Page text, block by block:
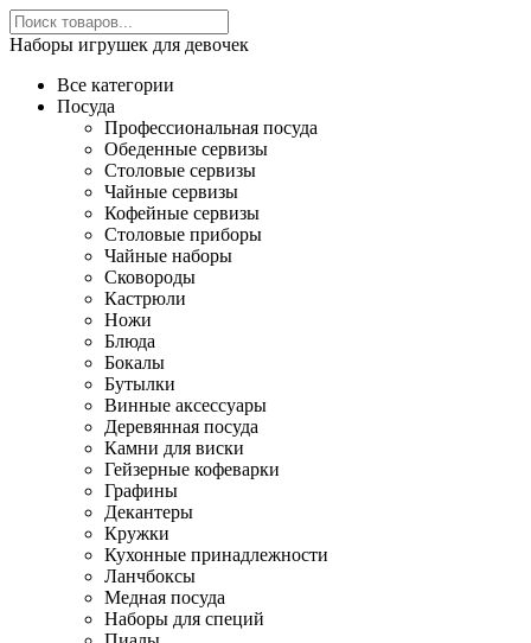
Наборы игрушек для девочек
Все категории
Посуда
Профессиональная посуда
Обеденные сервизы
Столовые сервизы
Чайные сервизы
Кофейные сервизы
Столовые приборы
Чайные наборы
Сковороды
Кастрюли
Ножи
Блюда
Бокалы
Бутылки
Винные аксессуары
Деревянная посуда
Камни для виски
Гейзерные кофеварки
Графины
Декантеры
Кружки
Кухонные принадлежности
Ланчбоксы
Медная посуда
Наборы для специй